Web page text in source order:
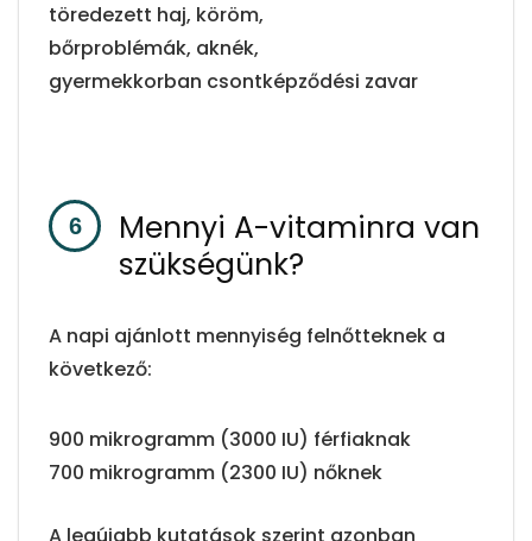
töredezett haj, köröm,
bőrproblémák, aknék,
gyermekkorban csontképződési zavar
Mennyi A-vitaminra van
szükségünk?
A napi ajánlott mennyiség felnőtteknek a
következő:
900 mikrogramm (3000 IU) férfiaknak
700 mikrogramm (2300 IU) nőknek